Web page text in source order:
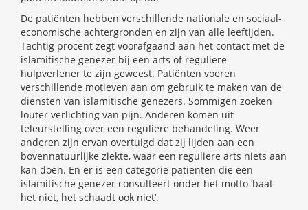
De patiënten hebben verschillende nationale en sociaal-
economische achtergronden en zijn van alle leeftijden.
Tachtig procent zegt voorafgaand aan het contact met de
islamitische genezer bij een arts of reguliere
hulpverlener te zijn geweest. Patiënten voeren
verschillende motieven aan om gebruik te maken van de
diensten van islamitische genezers. Sommigen zoeken
louter verlichting van pijn. Anderen komen uit
teleurstelling over een reguliere behandeling. Weer
anderen zijn ervan overtuigd dat zij lijden aan een
bovennatuurlijke ziekte, waar een reguliere arts niets aan
kan doen. En er is een categorie patiënten die een
islamitische genezer consulteert onder het motto ‘baat
het niet, het schaadt ook niet’.